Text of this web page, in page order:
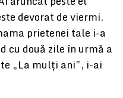
devorat de viermi.
prietenei tale i-a
cu două zile în urmă a
„La mulți ani”, i-ai